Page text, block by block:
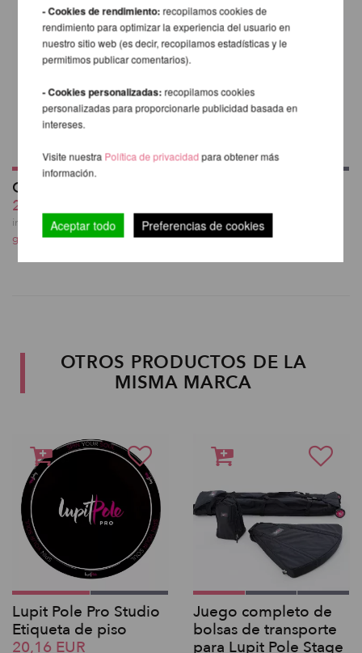
Girlie Grip 60ml
20,17 EUR
incl. 20 % I.V.A. exkl.
gastos de envio
incl. 20 % I.V.A. exkl.
gastos de envio
OTROS PRODUCTOS DE LA
MISMA MARCA
Lupit Pole Pro Studio
Etiqueta de piso
20,16 EUR
Juego completo de
bolsas de transporte
para Lupit Pole Stage
- Cookies de rendimiento: recopilamos cookies de
rendimiento para optimizar la experiencia del usuario en
nuestro sitio web (es decir, recopilamos estadísticas y le
permitimos publicar comentarios).
- Cookies personalizadas: recopilamos cookies
personalizadas para proporcionarle publicidad basada en
intereses.
Visite nuestra Política de privacidadpara obtener más
información.
Aceptar todo Preferencias de cookies